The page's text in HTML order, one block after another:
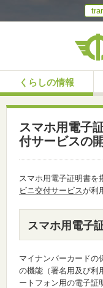
くらしの情報
スマホ用電子
付サービスの
スマホ用電子証明書を
ビニ交付サービスが利
スマホ用電子
マイナンバーカードの
の機能（署名用及び利
ートフォン用の電子証